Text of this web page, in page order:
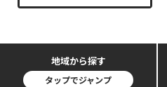
地域から探す
タップでジャンプ